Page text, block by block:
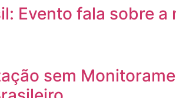
Evento fala sobre
sem